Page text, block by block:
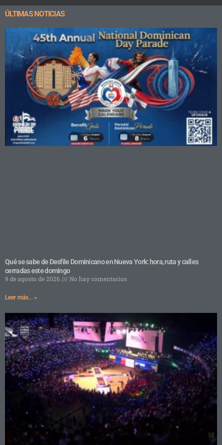
ÚLTIMAS NOTICIAS
Qué se sabe de Desfile Dominicano en Nueva York: hora, ruta y calles
cerradas este domingo
9 de agosto de 2026
No hay comentarios
Leer más... »